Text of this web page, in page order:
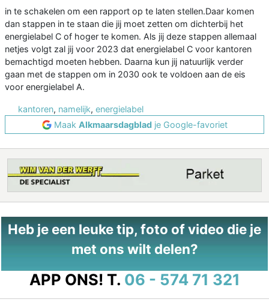
in te schakelen om een rapport op te laten stellen.Daar komen
dan stappen in te staan die jij moet zetten om dichterbij het
energielabel C of hoger te komen. Als jij deze stappen allemaal
netjes volgt zal jij voor 2023 dat energielabel C voor kantoren
bemachtigd moeten hebben. Daarna kun jij natuurlijk verder
gaan met de stappen om in 2030 ook te voldoen aan de eis
voor energielabel A.
kantoren, namelijk, energielabel
Maak Alkmaarsdagbladje Google-favoriet
Heb je een leuke tip, foto of video die je
met ons wilt delen?
APP ONS! T. 06 - 574 71 321